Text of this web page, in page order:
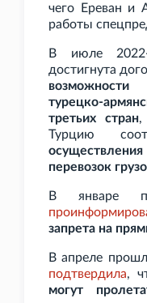
чего Ереван и
работы
В июле
достигнута
возможности
турецко-
третьих стран,
Турцию
перевозок
В январе
запрета на
В апреле
подтвердила,
могут